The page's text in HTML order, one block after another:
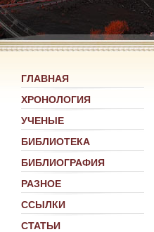
ГЛАВНАЯ
ХРОНОЛОГИЯ
УЧЕНЫЕ
БИБЛИОТЕКА
БИБЛИОГРАФИЯ
РАЗНОЕ
ССЫЛКИ
СТАТЬИ